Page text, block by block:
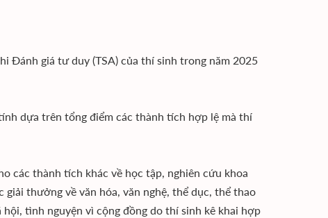
Đánh giá tư duy (TSA) của thí sinh trong năm 2025
dựa trên tổng điểm các thành tích hợp lệ mà thí
các thành tích khác về học tập, nghiên cứu khoa
thưởng về văn hóa, văn nghệ, thể dục, thể thao
tình nguyện vì cộng đồng do thí sinh kê khai hợp